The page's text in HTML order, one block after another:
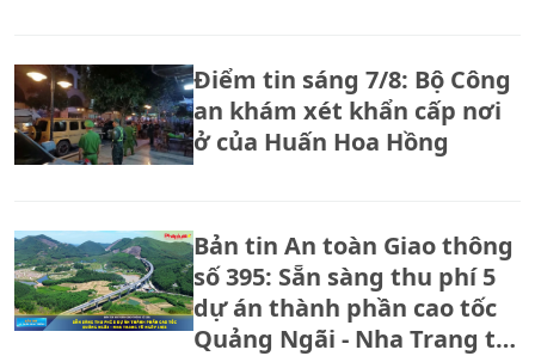
Điểm tin sáng 7/8: Bộ Công
an khám xét khẩn cấp nơi
ở của Huấn Hoa Hồng
Bản tin An toàn Giao thông
số 395: Sẵn sàng thu phí 5
dự án thành phần cao tốc
Quảng Ngãi - Nha Trang từ